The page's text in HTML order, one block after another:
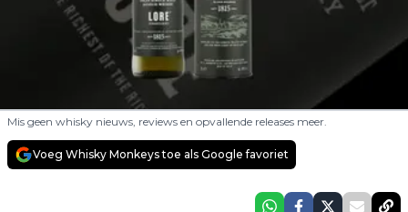
Mis geen whisky nieuws, reviews en opvallende releases meer.
Voeg Whisky Monkeys toe als Google favoriet